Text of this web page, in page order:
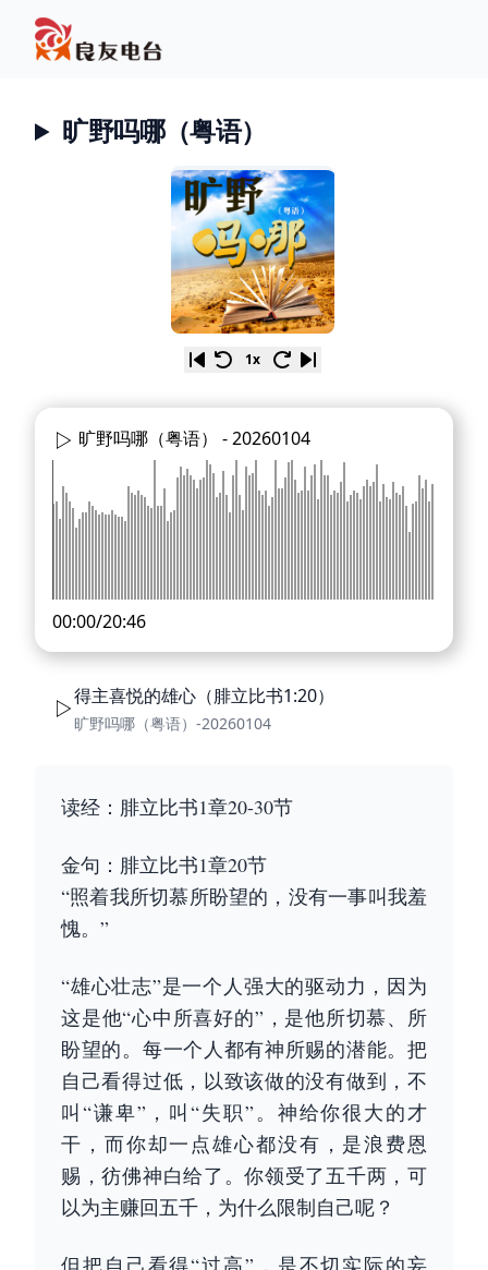
旷野吗哪（粤语）
1x
旷野吗哪（粤语） -20260104
00:00/20:46
得主喜悦的雄心（腓立比书1:20）
旷野吗哪（粤语）-20260104
读经：腓立比书1章20-30节
金句：腓立比书1章20节
“照着我所切慕所盼望的，没有一事叫我羞
愧。”
“雄心壮志”是一个人强大的驱动力，因为
这是他“心中所喜好的”，是他所切慕、所
盼望的。每一个人都有神所赐的潜能。把
自己看得过低，以致该做的没有做到，不
叫“谦卑”，叫“失职”。神给你很大的才
干，而你却一点雄心都没有，是浪费恩
赐，彷佛神白给了。你领受了五千两，可
以为主赚回五千，为什么限制自己呢？
但把自己看得“过高”，是不切实际的妄